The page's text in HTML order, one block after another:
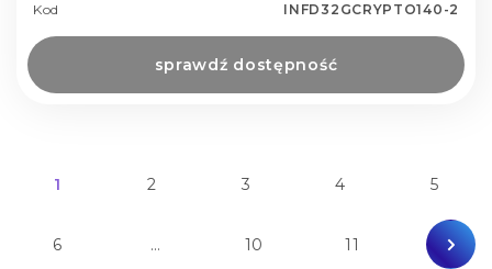
Kod
INFD32GCRYPTO140-2
sprawdź dostępność
1 2 3 4 5
6 … 10 11